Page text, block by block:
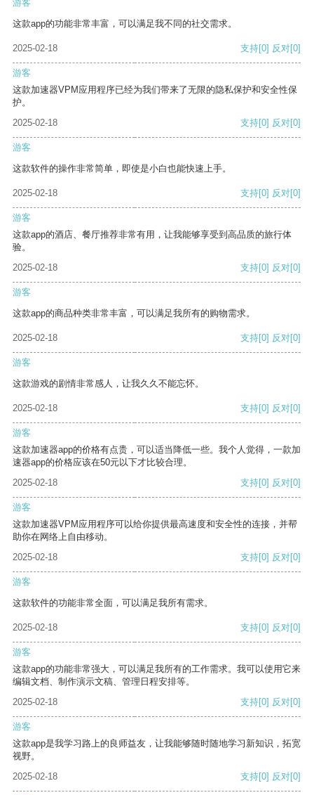
游客
这款app的功能非常丰富，可以满足我不同的社交需求。
2025-02-18 支持[0] 反对[0]
游客
这款加速器VPM应用程序已经为我们带来了无限的隐私保护和安全性保
护。
2025-02-18
支持[0] 反对[0]
游客
这款软件的操作非常简单，即使是小白也能快速上手。
2025-02-18 支持[0] 反对[0]
游客
这款app的酒店、餐厅推荐非常有用，让我能够享受到高品质的旅行体
验。
2025-02-18
支持[0] 反对[0]
游客
这款app的商品种类非常丰富，可以满足我所有的购物需求。
2025-02-18 支持[0] 反对[0]
游客
这款游戏的剧情非常感人，让我久久不能忘怀。
2025-02-18 支持[0] 反对[0]
游客
这款加速器app的价格有点贵，可以适当降低一些。我个人觉得，一款加
速器app的价格应该在50元以下才比较合理。
2025-02-18
支持[0] 反对[0]
游客
这款加速器VPM应用程序可以给你提供最高速度和安全性的连接，并帮
助你在网络上自由移动。
2025-02-18
支持[0] 反对[0]
游客
这款软件的功能非常全面，可以满足我所有需求。
2025-02-18 支持[0] 反对[0]
游客
这款app的功能非常强大，可以满足我所有的工作需求。我可以使用它来
编辑文档、制作演示文稿、管理日程安排等。
2025-02-18
支持[0] 反对[0]
游客
这款app是我学习路上的良师益友，让我能够随时随地学习新知识，拓宽
视野。
2025-02-18
支持[0] 反对[0]